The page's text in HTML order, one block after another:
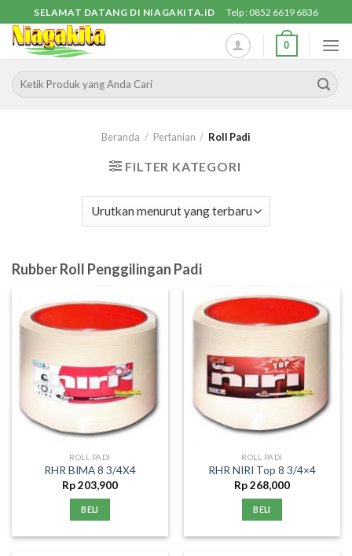
content
SELAMAT DATANG DI NIAGAKITA.ID Telp : 0852 6619 6836
0
Pencarian
untuk:
Beranda / Pertanian / Roll Padi
FILTER KATEGORI
Rubber Roll Penggilingan Padi
ROLL PADI
RHR BIMA 8 3/4X4
Rp203,900
BELI
ROLL PADI
RHR NIRI Top 8 3/4×4
Rp268,000
BELI